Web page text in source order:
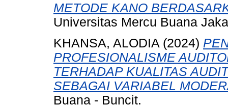
METODE KANO
Universitas Mercu Buana
KHANSA, ALODIA (2024)
PROFESIONALISME
TERHADAP KUALITAS
SEBAGAI VARIABEL
Buana - Buncit.